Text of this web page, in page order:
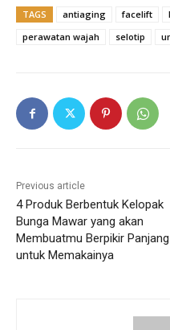
TAGS antiaging facelift
perawatan wajah
selotip
Previous article
4 Produk Berbentuk Kelopak
Bunga Mawar yang akan
Membuatmu Berpikir Panjang
untuk Memakainya